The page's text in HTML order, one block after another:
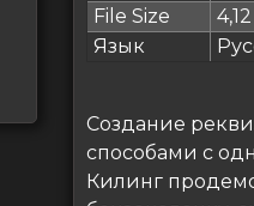
File Size
Язык
Создание
способами с
Килинг